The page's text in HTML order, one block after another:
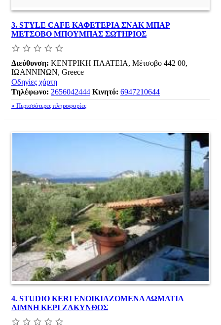
3. STYLE CAFE ΚΑΦΕΤΕΡΙΑ ΣΝΑΚ ΜΠΑΡ
ΜΕΤΣΟΒΟ ΜΠΟΥΜΠΑΣ ΣΩΤΗΡΙΟΣ
Διεύθυνση: ΚΕΝΤΡΙΚΗ ΠΛΑΤΕΙΑ, Μέτσοβο 442 00,
ΙΩΑΝΝΙΝΩΝ, Greece
Οδηγίες χάρτη
Τηλέφωνο: 2656042444 Κινητό: 6947210644
» Περισσότερες πληροφορίες
4. STUDIO KERI ΕΝΟΙΚΙΑΖΟΜΕΝΑ ΔΩΜΑΤΙΑ
ΛΙΜΝΗ ΚΕΡΙ ΖΑΚΥΝΘΟΣ